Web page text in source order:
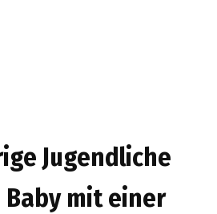
Jugendliche
mit einer